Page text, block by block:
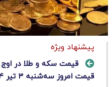
پیشنهاد ویژه
قیمت سکه و طلا در اوج
قیمت امروز سه‌شنبه ۳ تیر ۱۴۰۴